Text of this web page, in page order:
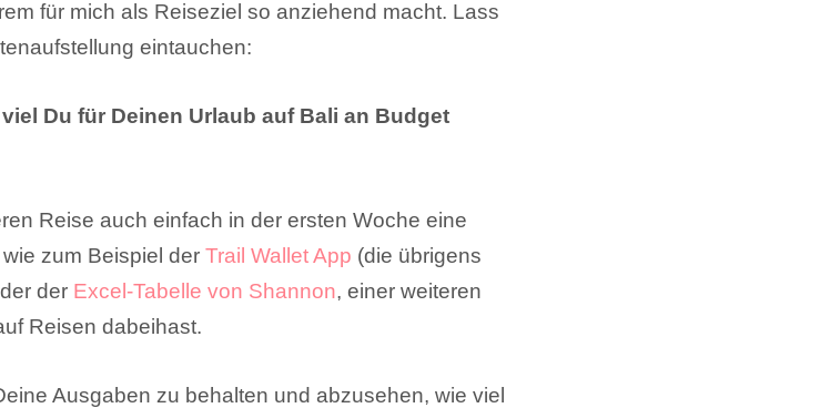
für mich als Reiseziel so anziehend macht. Lass
eintauchen:
Du für Deinen Urlaub auf Bali an Budget
Reise auch einfach in der ersten Woche eine
zum Beispiel der Trail Wallet App (die übrigens
der Excel-Tabelle von Shannon, einer weiteren
Reisen dabeihast.
Ausgaben zu behalten und abzusehen, wie viel